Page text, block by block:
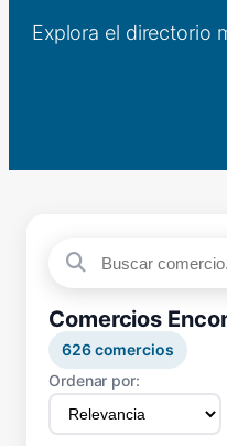
Explora el directorio
Comercios
626comercios
Ordenar por: